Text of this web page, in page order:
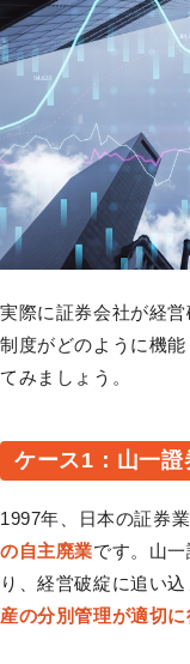
実際に証券会社が経
制度がどのように機
てみましょう。
ケース1：山一證
1997年、日本の証券
の自主廃業です。山
り、経営破綻に追い
産の分別管理が適切